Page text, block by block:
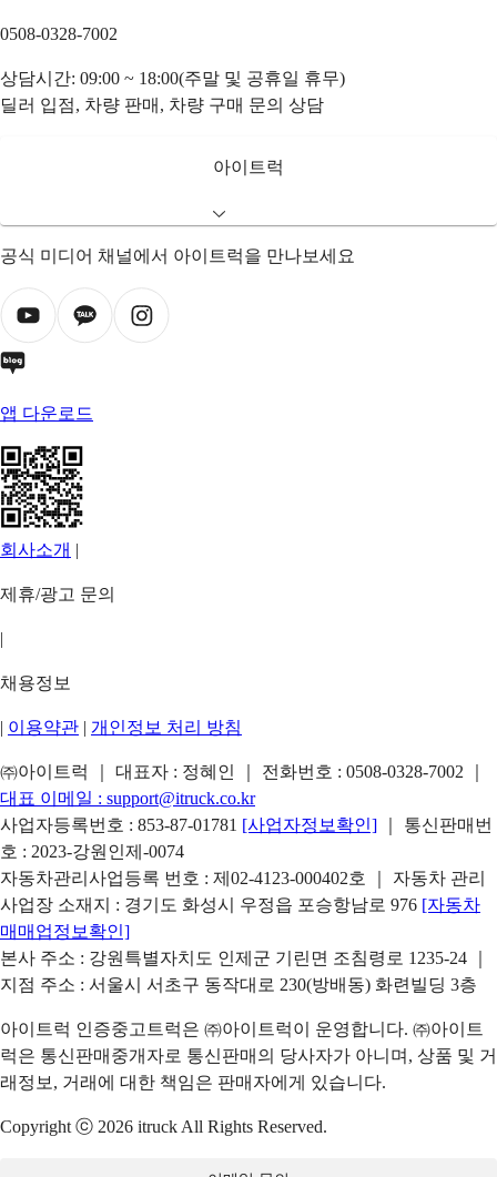
0508-0328-7002
상담시간: 09:00 ~ 18:00(주말 및 공휴일 휴무)
딜러 입점, 차량 판매, 차량 구매 문의 상담
아이트럭
공식 미디어 채널에서 아이트럭을 만나보세요
앱 다운로드
회사소개 |
제휴/광고 문의
|
채용정보
| 이용약관 | 개인정보 처리 방침
㈜아이트럭 ｜ 대표자 : 정혜인 ｜ 전화번호 : 0508-0328-7002
대표 이메일 : support@itruck.co.kr
사업자등록번호 : 853-87-01781 [사업자정보확인]
｜ 통신판매번
호 : 2023-강원인제-0074
자동차관리사업등록 번호 : 제02-4123-000402호 ｜ 자동차 관리
사업장 소재지 : 경기도 화성시 우정읍 포승항남로 976 [자동차
매매업정보확인]
본사 주소 : 강원특별자치도 인제군 기린면 조침령로 1235-24 ｜
지점 주소 : 서울시 서초구 동작대로 230(방배동) 화련빌딩 3층
아이트럭 인증중고트럭은 ㈜아이트럭이 운영합니다. ㈜아이트
럭은 통신판매중개자로 통신판매의 당사자가 아니며, 상품 및 거
래정보, 거래에 대한 책임은 판매자에게 있습니다.
Copyright ⓒ 2026 itruck All Rights Reserved.